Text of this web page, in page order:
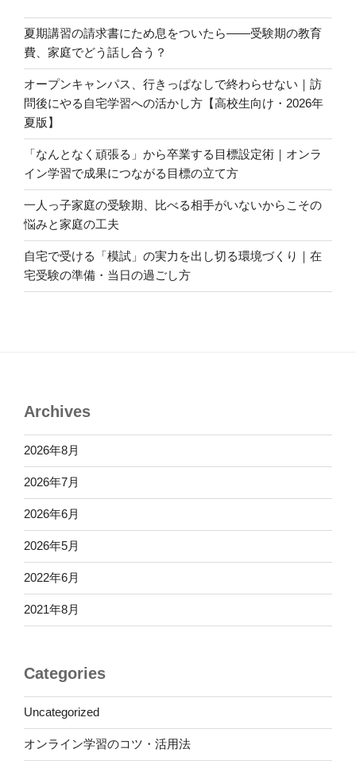
夏期講習の請求書にため息をついたら――受験期の教育
費、家庭でどう話し合う？
オープンキャンパス、行きっぱなしで終わらせない｜訪
問後にやる自宅学習への活かし方【高校生向け・2026年
夏版】
「なんとなく頑張る」から卒業する目標設定術｜オンラ
イン学習で成果につながる目標の立て方
一人っ子家庭の受験期、比べる相手がいないからこその
悩みと家庭の工夫
自宅で受ける「模試」の実力を出し切る環境づくり｜在
宅受験の準備・当日の過ごし方
Archives
2026年8月
2026年7月
2026年6月
2026年5月
2022年6月
2021年8月
Categories
Uncategorized
オンライン学習のコツ・活用法